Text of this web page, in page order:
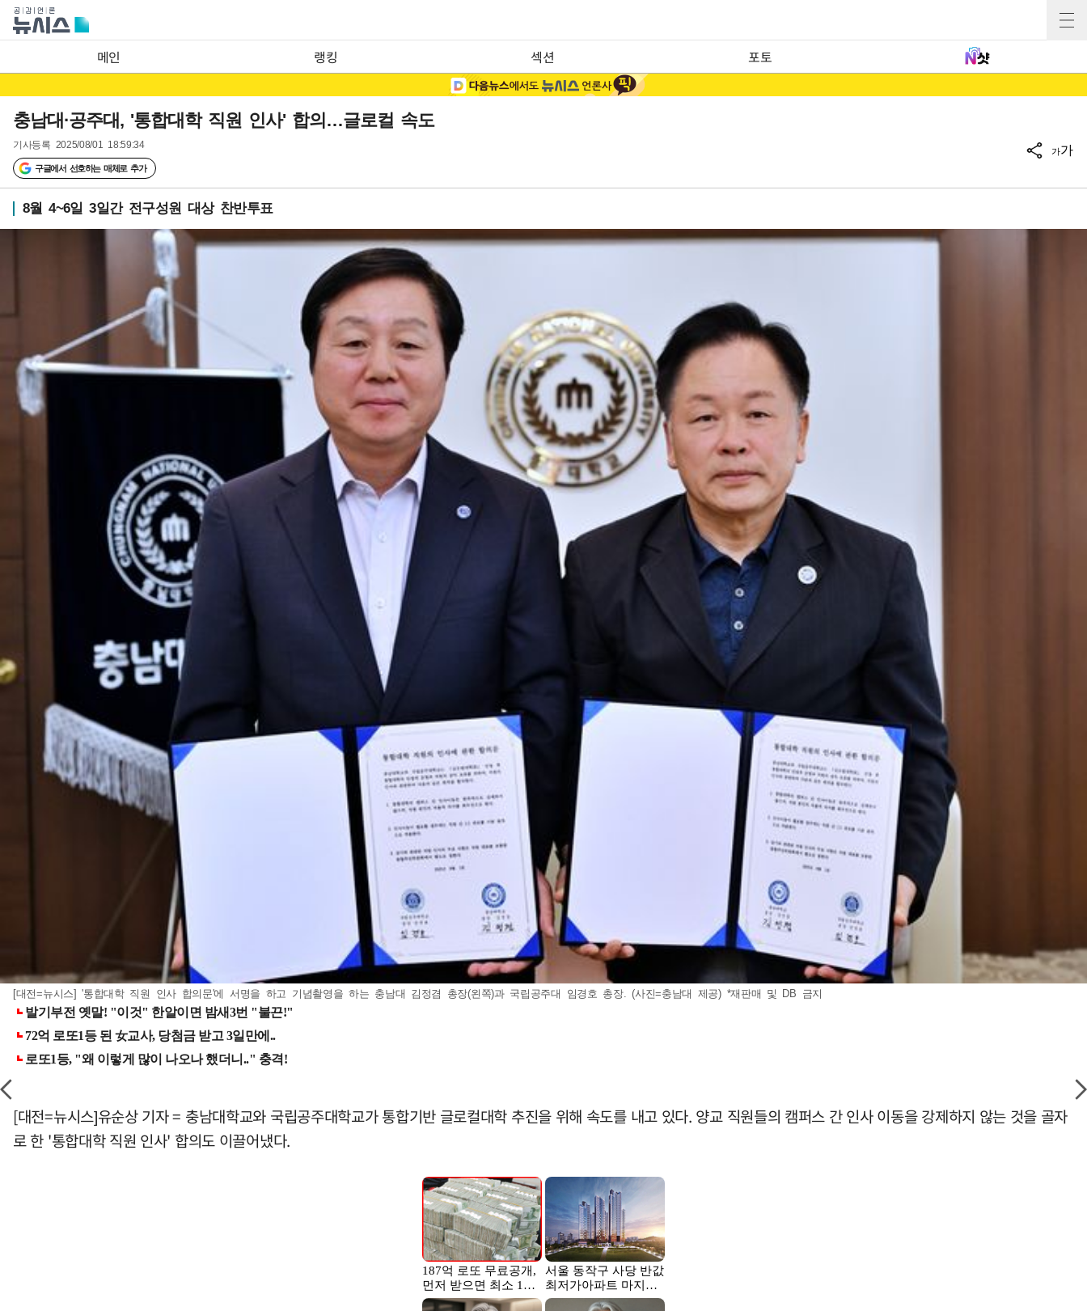
메인 랭킹 섹션 포토
충남대·공주대, '통합대학 직원 인사' 합의…글로컬 속도
기사등록 2025/08/01 18:59:34
구글에서 선호하는 매체로 추가
가가
8월 4~6일 3일간 전구성원 대상 찬반투표
[대전=뉴시스] '통합대학 직원 인사 합의문'에 서명을 하고 기념촬영을 하는 충남대 김정겸 총장(왼쪽)과 국립공주대 임경호 총장. (사진=충남대 제공) *재판매 및 DB 금지
[대전=뉴시스]유순상 기자 = 충남대학교와 국립공주대학교가 통합기반 글로컬대학 추진을 위해 속도를 내고 있다. 양교 직원들의 캠퍼스 간 인사 이동을 강제하지 않는 것을 골자
로 한 '통합대학 직원 인사' 합의도 이끌어냈다.